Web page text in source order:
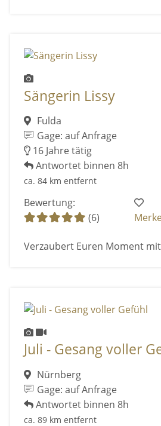
Sängerin Lissy
Fulda
Gage: auf Anfrage
16 Jahre tätig
Antwortet binnen 8h
ca. 84 km entfernt
Bewertung:
(6)
Verzaubert Euren Moment
Juli - Gesang voller
Nürnberg
Gage: auf Anfrage
Antwortet binnen 8h
ca. 89 km entfernt